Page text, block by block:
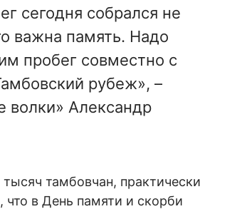
сегодня собрался не
важна память. Надо
пробег совместно с
рубеж», –
волки» Александр
тамбовчан, практически
в День памяти и скорби